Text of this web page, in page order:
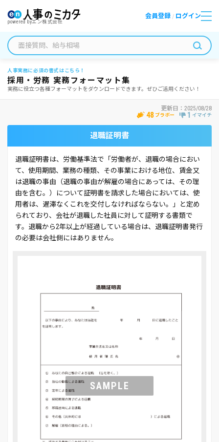
powered byエン株式会社
会員登録 / ログイン
人事実務に必須の書式はこちら！
採用・労務 実務フォーマット集
実務に役立つ各種フォーマットをダウンロードできます。ぜひご活用ください！
更新日： 2025/08/28
48 ブラボー 1 イマイチ
退職証明書
退職証明書は、労働基準法で「労働者が、退職の場合におい
て、使用期間、業務の種類、その事業における地位、賃金又
は退職の事由（退職の事由が解雇の場合にあっては、その理
由を含む。）について証明書を請求した場合においては、使
用者は、遅滞なくこれを交付しなければならない。」と定め
られており、会社が退職した社員に対して証明する書類で
す。退職から2年以上が経過している場合は、退職証明書発行
の必要は会社側にはありません。